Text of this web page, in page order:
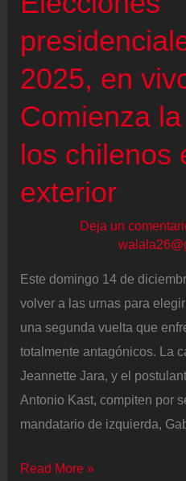
“Hoy
es
gran
día
Chile”
2025, en
Comienza
los chilenos
exterior
Deja un
Este domingo 14 de
volver a las urnas para
una segunda vuelta que
totalmente antagónicos. La
Jeannette Jara, y el
Antonio Kast, compiten por
mandatario de izquierda,
Elecciones
Read More »